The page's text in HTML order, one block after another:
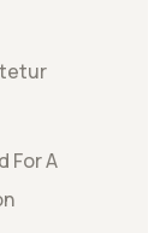
For A